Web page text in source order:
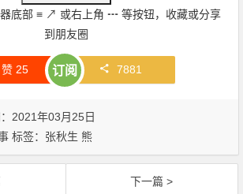
底部 ≡ ↗ 或右上角 ┅ 等按钮，收藏或分享
到朋友圈
赞 25 订阅 7881
2021年03月25日
标签： 张秋生 熊
下一篇 >